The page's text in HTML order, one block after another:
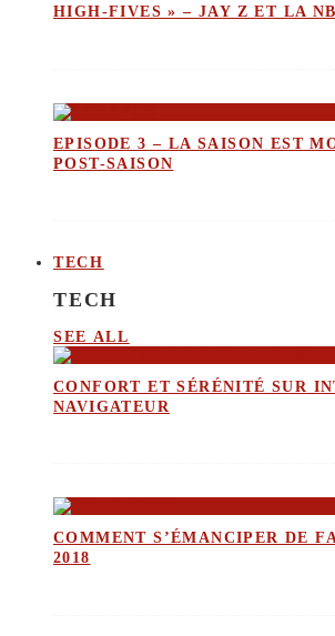
HIGH-FIVES » – JAY Z ET LA
EPISODE 3 – LA SAISON EST
POST-SAISON
TECH
TECH
SEE ALL
CONFORT ET SÉRÉNITÉ SUR
NAVIGATEUR
COMMENT S’ÉMANCIPER DE
2018